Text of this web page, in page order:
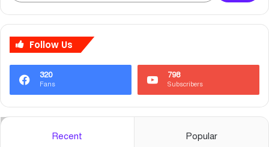
Follow Us
320
Fans
798
Subscribers
Recent Popular